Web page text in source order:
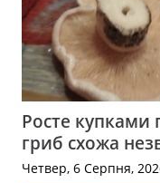
Росте купками
гриб схожа
Четвер, 6 Серпня,